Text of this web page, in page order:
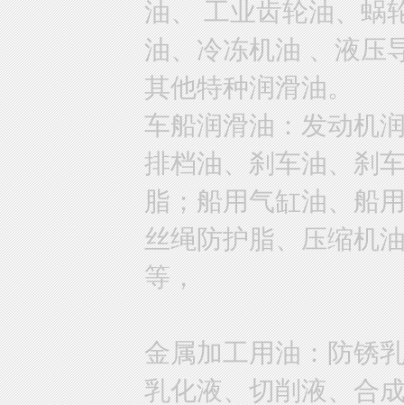
油、 工业齿轮油、蜗
油、冷冻机油 、液压
其他特种润滑油。
车船润滑油：发动机
排档油、刹车油、刹
脂；船用气缸油、船
丝绳防护脂、压缩机
等，
金属加工用油：防锈
乳化液、切削液、合